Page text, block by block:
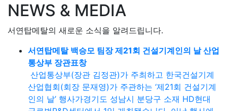
NEWS & MEDIA
서연탑메탈의 새로운 소식을 알려드립니다.
서연탑메탈 백승모 팀장 제21회 건설기계인의 날 산업
통상부 장관표창
산업통상부(장관 김정관)가 주최하고 한국건설기계
산업협회(회장 문재영)가 주관하는 ‘제21회 건설기계
인의 날’ 행사가경기도 성남시 분당구 소재 HD현대